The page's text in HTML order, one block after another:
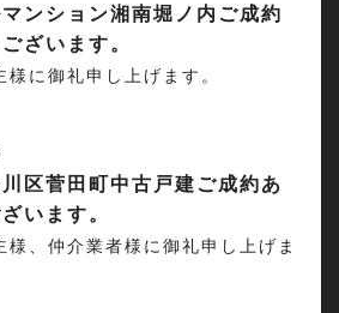
ンション湘南堀ノ内ご成約
ざいます。
様に御礼申し上げます。
区菅田町中古戸建ご成約あ
います。
様、仲介業者様に御礼申し上げま